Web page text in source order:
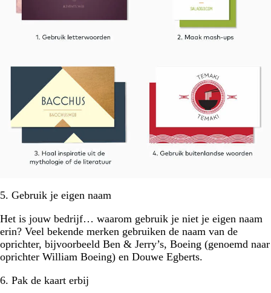
5. Gebruik je eigen naam
Het is jouw bedrijf… waarom gebruik je niet je eigen naam
erin? Veel bekende merken gebruiken de naam van de
oprichter, bijvoorbeeld Ben & Jerry’s, Boeing (genoemd naar
oprichter William Boeing) en Douwe Egberts.
6. Pak de kaart erbij